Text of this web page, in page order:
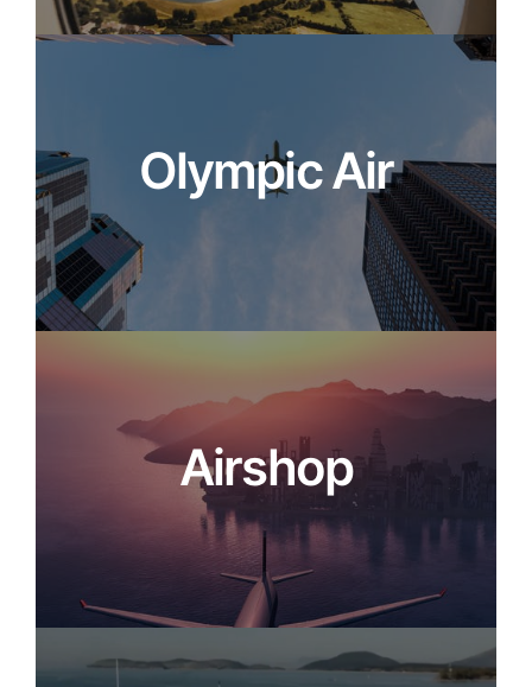
Olympic Air
Airshop